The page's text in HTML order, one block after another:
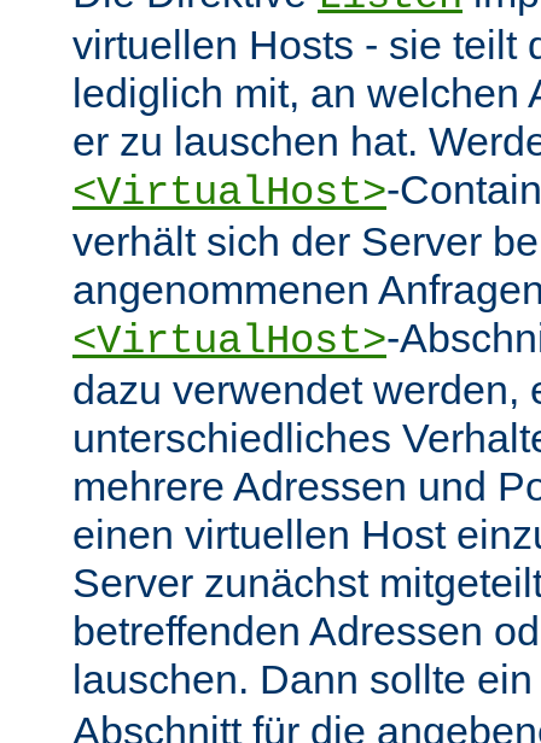
virtuellen Hosts - sie teilt
lediglich mit, an welchen
er zu lauschen hat.
<VirtualHost>-
verhält sich der Server
angenommenen
<VirtualHost>-
dazu verwendet werden,
unterschiedliches
mehrere Adressen und
einen virtuellen Host
Server zunächst
betreffenden Adressen
lauschen. Dann sollte
Abschnitt für die